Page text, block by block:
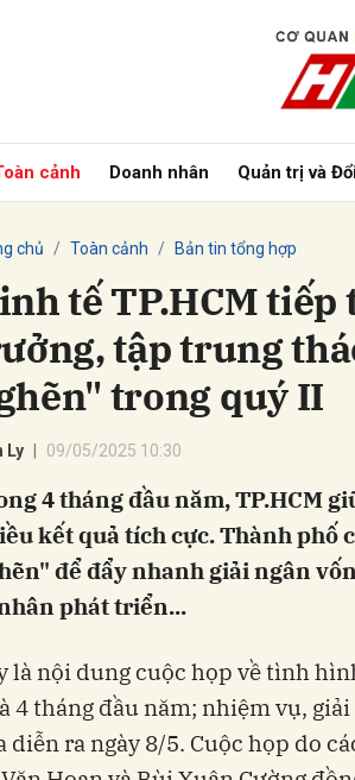
cảnh Doanh nhân Quản trị và
chủ Toàn cảnh Bản tin tổng hợp
tế TP.HCM tiếp
tập trung
trong quý II
Ly 09/05/2025 10:30
4 tháng đầu năm, TP.HCM
kết quả tích cực. Thành phố
để đẩy nhanh giải ngân
phát triển...
là nội dung cuộc họp về tình
4 tháng đầu năm; nhiệm vụ,
diễn ra ngày 8/5. Cuộc họp do